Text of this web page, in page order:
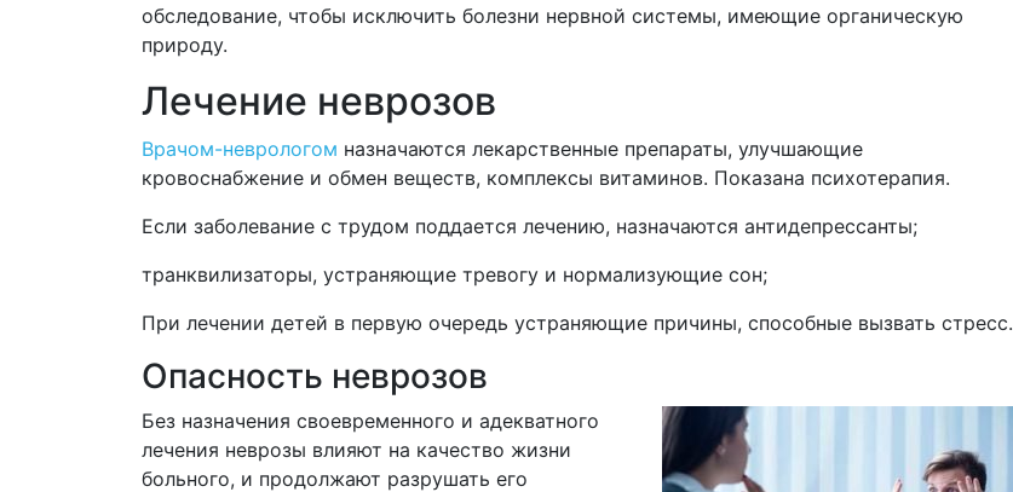
обследование, чтобы исключить болезни нервной системы, имеющие органическую
природу.
Лечение неврозов
Врачом-неврологом назначаются лекарственные препараты, улучшающие
кровоснабжение и обмен веществ, комплексы витаминов. Показана психотерапия.
Если заболевание с трудом поддается лечению, назначаются антидепрессанты;
транквилизаторы, устраняющие тревогу и нормализующие сон;
При лечении детей в первую очередь устраняющие причины, способные вызвать стресс.
Опасность неврозов
Без назначения своевременного и адекватного
лечения неврозы влияют на качество жизни
больного, и продолжают разрушать его